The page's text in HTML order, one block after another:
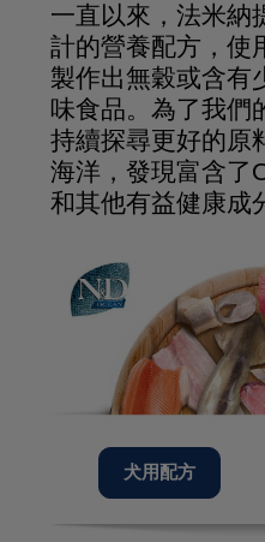
一直以來，法米納
計的營養配方，使
製作出無穀或含有
味食品。為了我們
持續探尋更好的原
海洋，發現富含了
和其他有益健康成
犬用配方